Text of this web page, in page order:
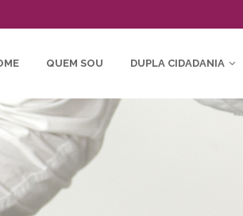
QUEM SOU DUPLA CIDADANIA